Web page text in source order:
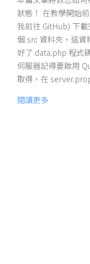
狀態！ 在教學開始
我前往 GitHub) 下
個 src 資料夾，這
好了 data.php 程式
伺服器記得要啟用
取得，在
閱讀更多